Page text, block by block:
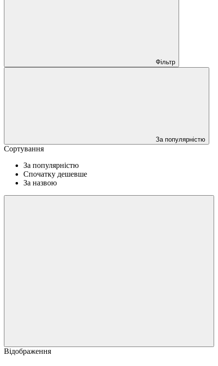
Фільтр
За популярністю
Сортування
За популярністю
Спочатку дешевше
За назвою
Відображення